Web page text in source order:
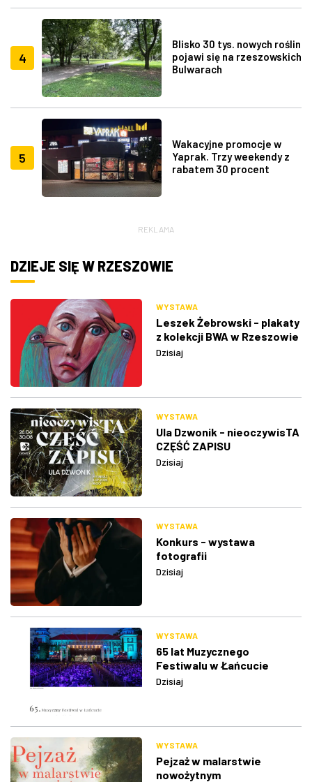
4
Blisko 30 tys. nowych roślin
pojawi się na rzeszowskich
Bulwarach
5
Wakacyjne promocje w
Yaprak. Trzy weekendy z
rabatem 30 procent
REKLAMA
DZIEJE SIĘ W RZESZOWIE
WYSTAWA
Leszek Żebrowski - plakaty
z kolekcji BWA w Rzeszowie
Dzisiaj
WYSTAWA
Ula Dzwonik - nieoczywisTA
CZĘŚĆ ZAPISU
Dzisiaj
WYSTAWA
Konkurs - wystawa
fotografii
Dzisiaj
WYSTAWA
65 lat Muzycznego
Festiwalu w Łańcucie
Dzisiaj
WYSTAWA
Pejzaż w malarstwie
nowożytnym